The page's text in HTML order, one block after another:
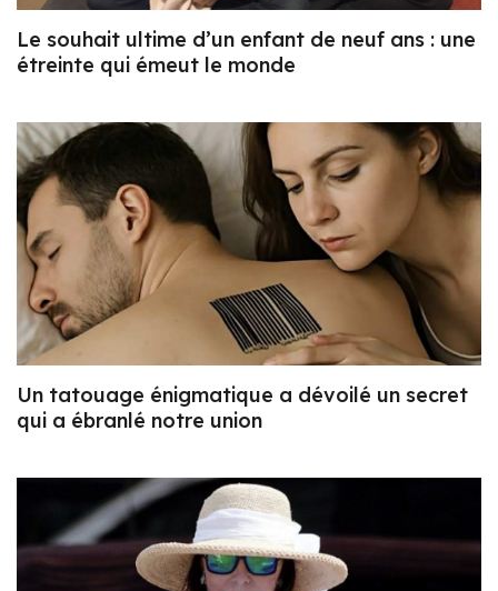
Le souhait ultime d’un enfant de neuf ans : une
étreinte qui émeut le monde
Un tatouage énigmatique a dévoilé un secret
qui a ébranlé notre union